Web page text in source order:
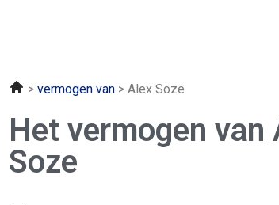
vermogen van Alex Soze
Het vermogen van
Soze